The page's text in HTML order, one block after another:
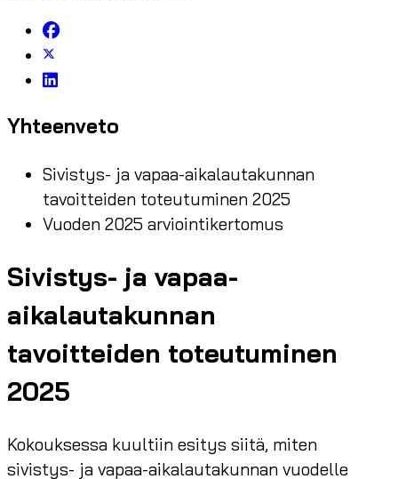
Yhteenveto
Sivistys- ja vapaa-aikalautakunnan
tavoitteiden toteutuminen 2025
Vuoden 2025 arviointikertomus
Sivistys- ja vapaa-
aikalautakunnan
tavoitteiden toteutuminen
2025
Kokouksessa kuultiin esitys siitä, miten
sivistys- ja vapaa-aikalautakunnan vuodelle